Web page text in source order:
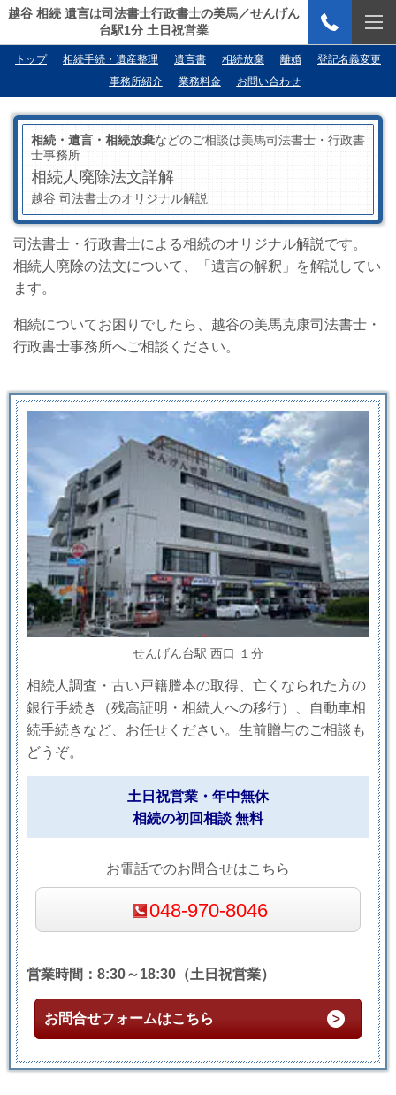
越谷 相続 遺言は司法書士行政書士の美馬／せんげん
台駅1分 土日祝営業
トップ 相続手続・遺産整理 遺言書 相続放棄 離婚
登記名義変更
事務所紹介
業務料金 お問い合わせ
相続・遺言・相続放棄などのご相談は美馬司法書士・行政書
士事務所
相続人廃除法文詳解
越谷 司法書士のオリジナル解説
司法書士・行政書士による相続のオリジナル解説です。
相続人廃除の法文について、「遺言の解釈」を解説してい
ます。
相続についてお困りでしたら、越谷の美馬克康司法書士・
行政書士事務所へご相談ください。
せんげん台駅 西口 １分
相続人調査・古い戸籍謄本の取得、亡くなられた方の
銀行手続き（残高証明・相続人への移行）、自動車相
続手続きなど、お任せください。生前贈与のご相談も
どうぞ。
土日祝営業・年中無休
相続の初回相談 無料
お電話でのお問合せはこちら
048-970-8046
営業時間：8:30～18:30（土日祝営業）
お問合せフォームはこちら